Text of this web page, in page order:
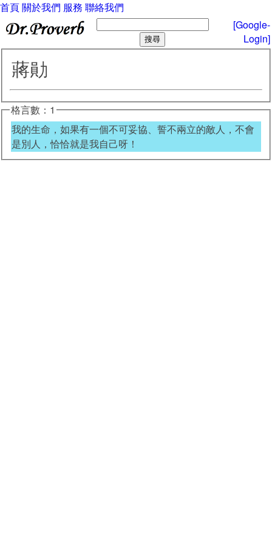
首頁關於我們 服務 聯絡我們
[Google-
Login]
蔣勛
格言數：1
我的生命，如果有一個不可妥協、誓不兩立的敵人，不會
是別人，恰恰就是我自己呀！